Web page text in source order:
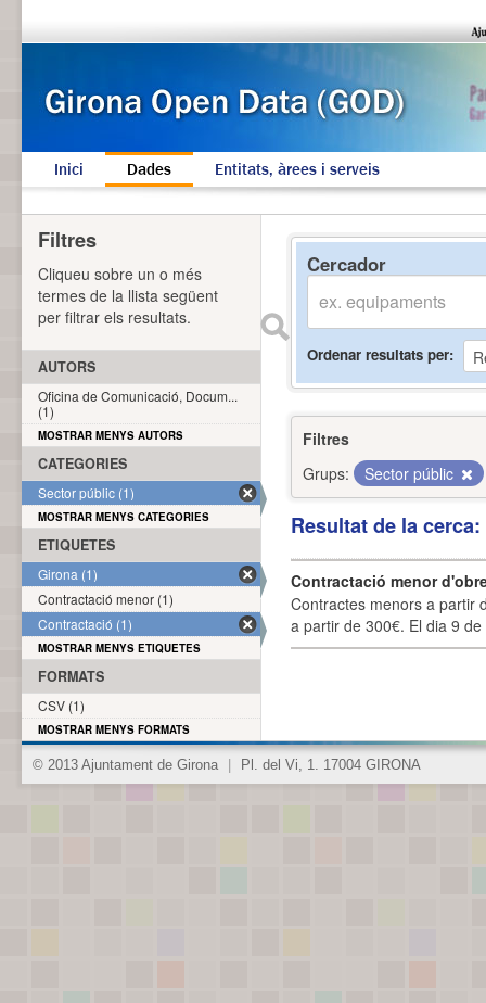
Inici Dades Entitats, àrees i serveis
Cercador
Ordenar resultats per
Filtres
Grups:
Sector públic
Resultat de la
Contractació menor
Contractes menors a partir
a partir de 300€. El dia 9
Filtres
Cliqueu sobre un o més
termes de la llista següent
per filtrar els resultats.
AUTORS
Oficina de Comunicació, Docum...
(1)
MOSTRAR MENYS AUTORS
CATEGORIES
Sector públic (1)
MOSTRAR MENYS CATEGORIES
ETIQUETES
Girona (1)
Contractació menor (1)
Contractació (1)
MOSTRAR MENYS ETIQUETES
FORMATS
CSV (1)
MOSTRAR MENYS FORMATS
© 2013 Ajuntament de Girona Pl. del Vi, 1. 17004 GIRONA